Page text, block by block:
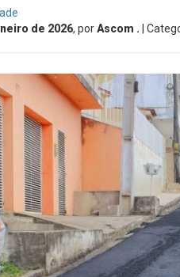
de 2026, porAscom . |